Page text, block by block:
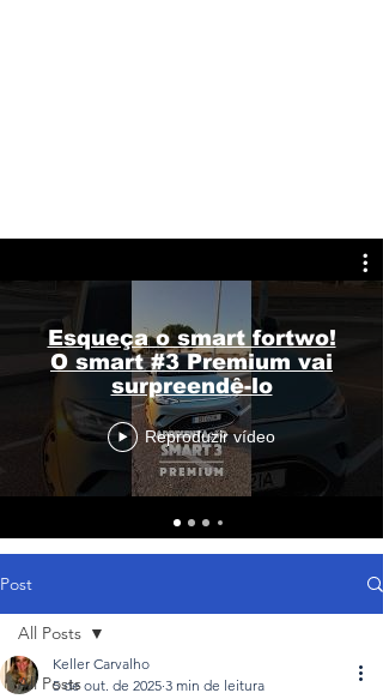
Esqueça o smart fortwo!
O smart #3 Premium vai
surpreendê-lo
Reproduzir vídeo
Post
All Posts
All Posts
Keller Carvalho
5 de out. de 2025 3 min de leitura